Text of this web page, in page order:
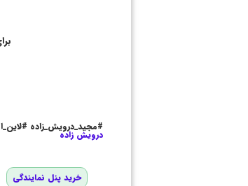
#مجید_درویش_زاده
درویش زاده
خرید پنل نمایندگی